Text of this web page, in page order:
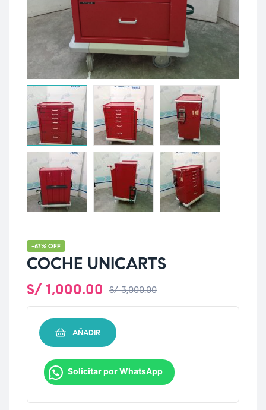
-67% OFF
COCHE UNICARTS
S/3,000.00
S/ 1,000.00
AÑADIR
Solicitar por WhatsApp